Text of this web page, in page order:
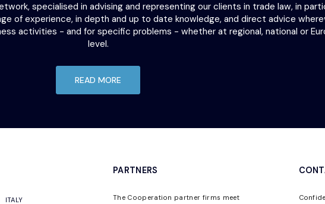
specialised in advising and representing our clients in trade law, in
of experience, in depth and up to date knowledge, and direct advice
activities - and for specific problems - whether at regional, national or
level.
READ MORE
ITALY
PARTNERS
The Cooperation partner firms meet